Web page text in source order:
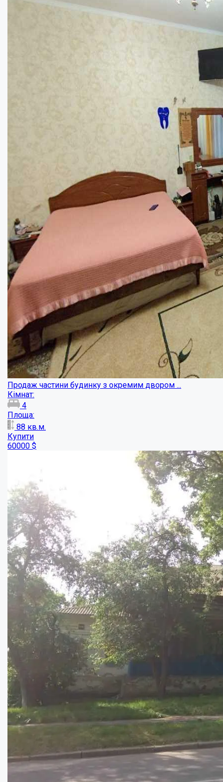
Продам квартиру в частном доме в историч...
Кімнат:
3
Площа:
69кв.м.
Купити
74000 $